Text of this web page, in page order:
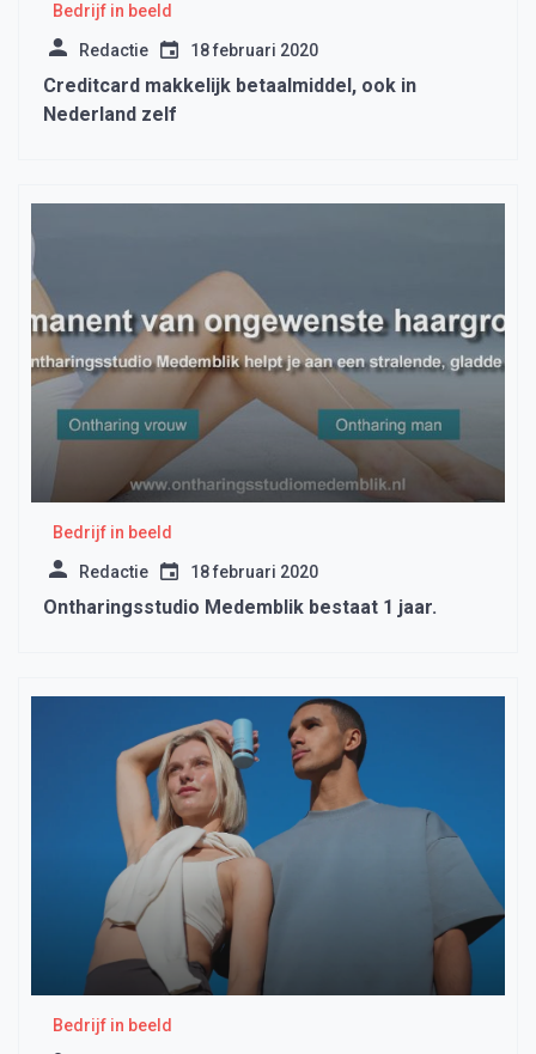
Bedrijf in beeld
Redactie 18 februari 2020
Creditcard makkelijk betaalmiddel, ook in
Nederland zelf
Bedrijf in beeld
Redactie 18 februari 2020
Ontharingsstudio Medemblik bestaat 1 jaar.
Bedrijf in beeld